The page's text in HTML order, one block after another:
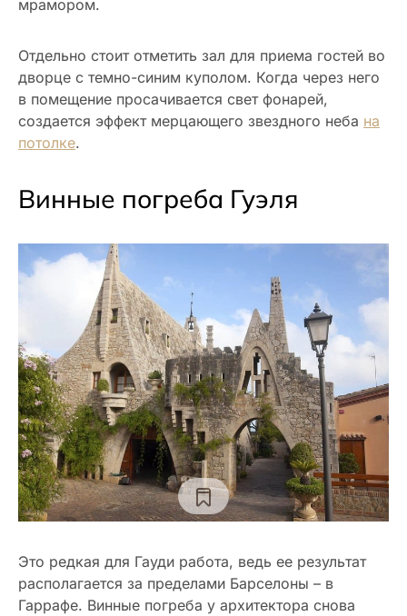
мрамором.
Отдельно стоит отметить зал для приема гостей во
дворце с темно-синим куполом. Когда через него
в помещение просачивается свет фонарей,
создается эффект мерцающего звездного неба на
потолке.
Винные погреба Гуэля
Это редкая для Гауди работа, ведь ее результат
располагается за пределами Барселоны – в
Гаррафе. Винные погреба у архитектора снова